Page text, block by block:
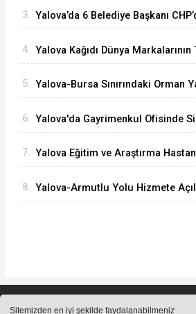
Sitemizden en iyi şekilde faydalanabilmeniz
3. Yalova’da 6 Belediye Başkanı
4. Yalova Kağıdı Dünya
5. Yalova-Bursa Sınırındaki Orman
6. Yalova'da Gayrimenkul Ofisinde
7. Yalova Eğitim ve Araştırma
8. Yalova-Armutlu Yolu Hizmete